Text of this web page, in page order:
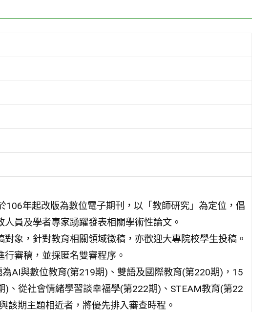
106年起改版為數位電子期刊，以「教師研究」為定位，倡
員及學者專家踴躍發表相關學術性論文。
象，針對教育相關領域徵稿，亦歡迎大專院校學生投稿。
審稿，並採匿名雙審程序。
AI與數位教育(第219期)、雙語及國際教育(第220期)，15
、從社會情緒學習談幸福學(第222期)、STEAM教育(第22
該期主題相近者，將優先排入審查時程。